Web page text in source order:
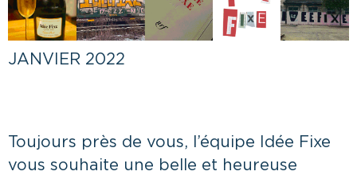
JANVIER 2022
Toujours près de vous, l’équipe Idée Fixe
vous souhaite une belle et heureuse